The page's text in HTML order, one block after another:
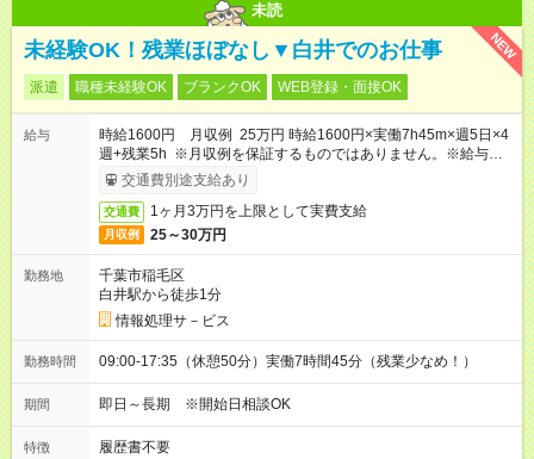
未読
NEW
未経験OK！残業ほぼなし▼白井でのお仕事
派遣 職種未経験OK ブランクOK WEB登録・面接OK
給与
時給1600円 月収例 25万円 時給1600円×実働7h45m×週5日×4
週+残業5h ※月収例を保証するものではありません。※給与即受
取りサービス利用可（利用条件有）
交通費別途支給あり
交通費 1ヶ月3万円を上限として実費支給
月収例 25～30万円
勤務地
千葉市稲毛区
白井駅から徒歩1分
情報処理サ－ビス
勤務時間 09:00-17:35（休憩50分）実働7時間45分（残業少なめ！）
期間 即日～長期 ※開始日相談OK
特徴 履歴書不要